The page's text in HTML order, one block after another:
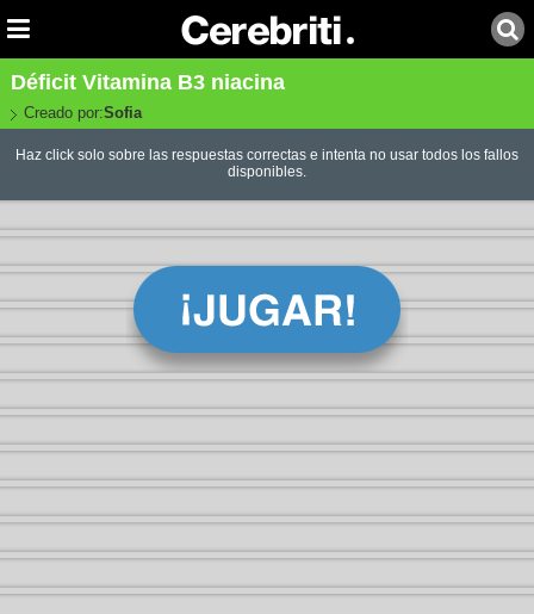
Déficit Vitamina B3 niacina
Creado por:Sofia
Haz click solo sobre las respuestas correctas e intenta no usar todos los fallos
disponibles.